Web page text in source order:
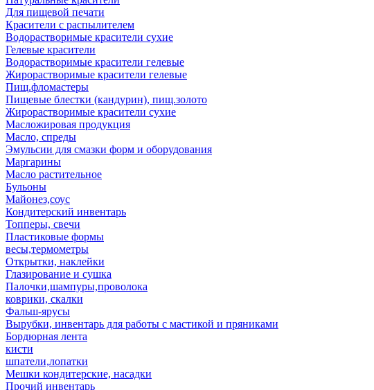
Для пищевой печати
Красители с распылителем
Водорастворимые красители сухие
Гелевые красители
Водорастворимые красители гелевые
Жирорастворимые красители гелевые
Пищ.фломастеры
Пищевые блестки (кандурин), пищ.золото
Жирорастворимые красители сухие
Масложировая продукция
Масло, спреды
Эмульсии для смазки форм и оборудования
Маргарины
Масло растительное
Бульоны
Майонез,соус
Кондитерский инвентарь
Топперы, свечи
Пластиковые формы
весы,термометры
Открытки, наклейки
Глазирование и сушка
Палочки,шампуры,проволока
коврики, скалки
Фальш-ярусы
Вырубки, инвентарь для работы с мастикой и пряниками
Бордюрная лента
кисти
шпатели,лопатки
Мешки кондитерские, насадки
Прочий инвентарь